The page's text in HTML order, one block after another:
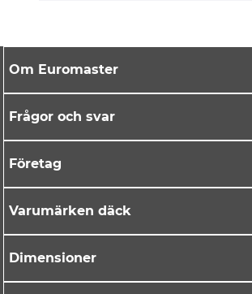
Om Euromaster
Frågor och svar
Företag
Varumärken däck
Dimensioner